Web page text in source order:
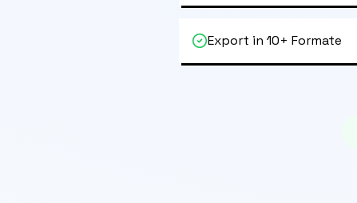
Export in 10+ Formate